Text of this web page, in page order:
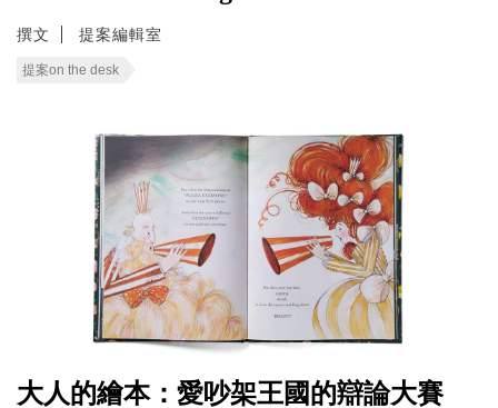
撰文 提案編輯室
提案on the desk
大人的繪本：愛吵架王國的辯論大賽